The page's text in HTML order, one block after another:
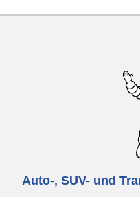
Auto-, SUV- und